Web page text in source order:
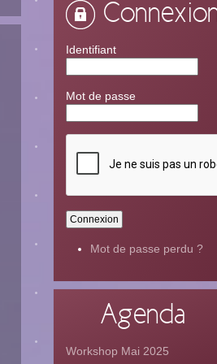
Identifiant
Mot de passe
Mot de passe perdu ?
Agenda
Workshop Mai 2025